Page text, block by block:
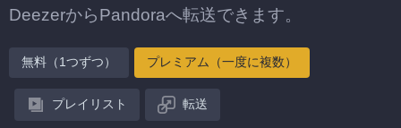
DeezerからPandoraへ転送できます。
無料（1つずつ） プレミアム（一度に複数）
プレイリスト 転送